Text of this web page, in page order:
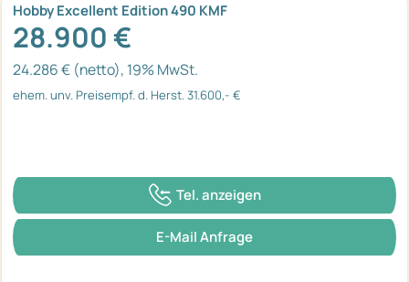
Hobby Excellent Edition 490 KMF
28.900 €
24.286 € (netto), 19% MwSt.
ehem. unv. Preisempf. d. Herst. 31.600,- €
Tel. anzeigen
E-Mail Anfrage